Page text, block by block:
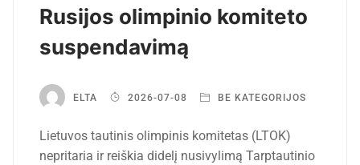
Rusijos olimpinio komiteto
suspendavimą
ELTA 2026-07-08 BE KATEGORIJOS
Lietuvos tautinis olimpinis komitetas (LTOK)
nepritaria ir reiškia didelį nusivylimą Tarptautinio